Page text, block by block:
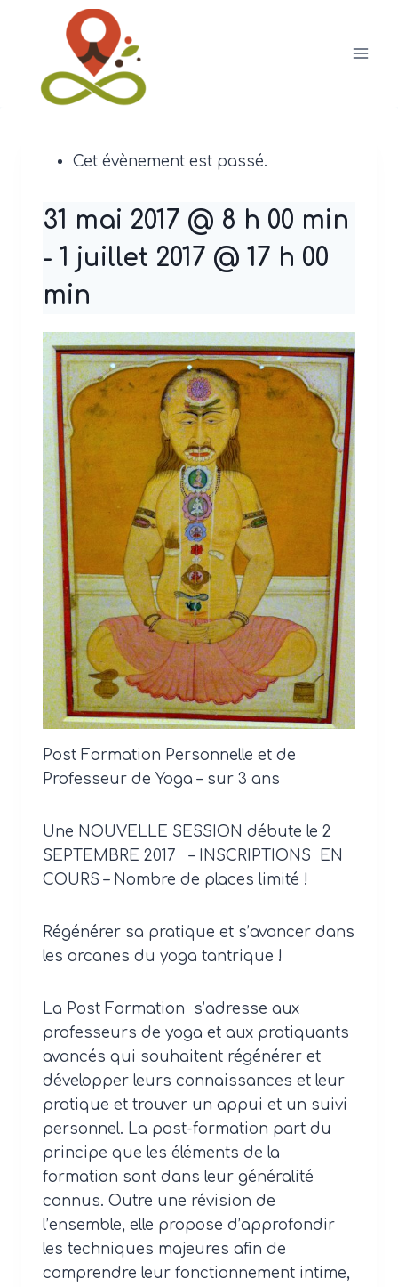
Cet évènement est passé.
31 mai 2017 @ 8 h 00 min
- 1 juillet 2017 @ 17 h 00
min
Post Formation Personnelle et de
Professeur de Yoga – sur 3 ans
Une NOUVELLE SESSION débute le 2
SEPTEMBRE 2017 – INSCRIPTIONS EN
COURS – Nombre de places limité !
Régénérer sa pratique et s’avancer dans
les arcanes du yoga tantrique !
La Post Formation s’adresse aux
professeurs de yoga et aux pratiquants
avancés qui souhaitent régénérer et
développer leurs connaissances et leur
pratique et trouver un appui et un suivi
personnel. La post-formation part du
principe que les éléments de la
formation sont dans leur généralité
connus. Outre une révision de
l’ensemble, elle propose d’approfondir
les techniques majeures afin de
comprendre leur fonctionnement intime,